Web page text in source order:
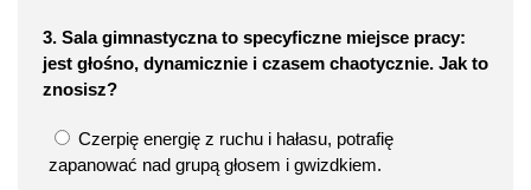
3. Sala gimnastyczna to specyficzne miejsce pracy:
jest głośno, dynamicznie i czasem chaotycznie. Jak to
znosisz?
Czerpię energię z ruchu i hałasu, potrafię
zapanować nad grupą głosem i gwizdkiem.